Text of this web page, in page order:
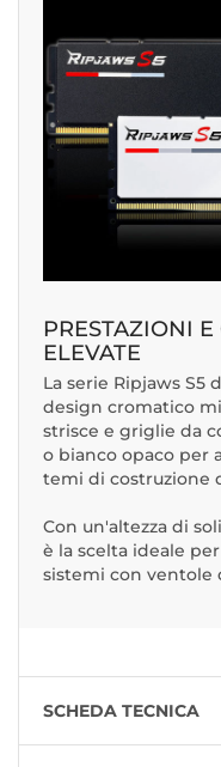
PRESTAZIONI
ELEVATE
La serie Ripjaws S5
design cromatico
strisce e griglie da
o bianco opaco per
temi di costruzione
Con un'altezza di
è la scelta ideale
sistemi con ventole
SCHEDA TECNICA